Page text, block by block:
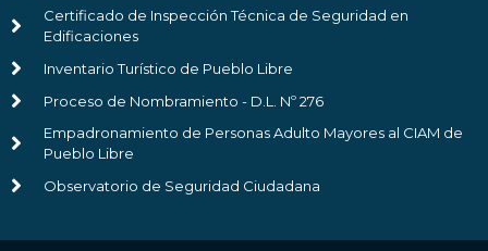
Certificado de Inspección Técnica de Seguridad en
Edificaciones
Inventario Turístico de Pueblo Libre
Proceso de Nombramiento - D.L. Nº 276
Empadronamiento de Personas Adulto Mayores al CIAM de
Pueblo Libre
Observatorio de Seguridad Ciudadana